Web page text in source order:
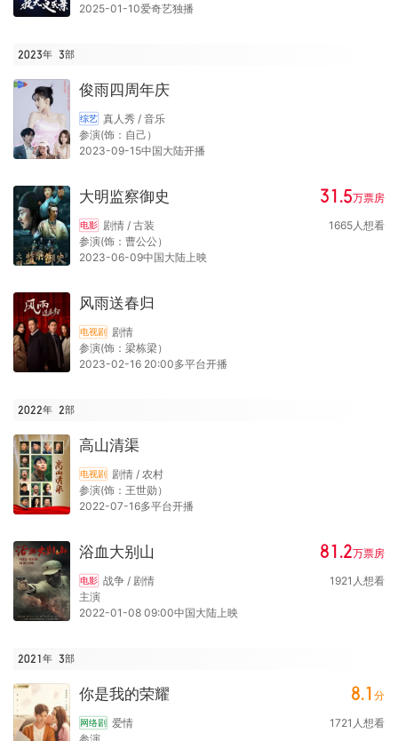
2025-01-10爱奇艺独播
2023年 3部
俊雨四周年庆
综艺 真人秀 / 音乐
参演(饰：自己）
2023-09-15中国大陆开播
大明监察御史
电影 剧情 / 古装
参演(饰：曹公公）
2023-06-09中国大陆上映
31.5万票房
1665人想看
风雨送春归
电视剧 剧情
参演(饰：梁栋梁）
2023-02-16 20:00多平台开播
2022年 2部
高山清渠
电视剧 剧情 / 农村
参演(饰：王世勋）
2022-07-16多平台开播
浴血大别山
电影 战争 / 剧情
主演
2022-01-08 09:00中国大陆上映
81.2万票房
1921 人想看
2021年 3部
你是我的荣耀
网络剧 爱情
8.1 分
1721 人想看